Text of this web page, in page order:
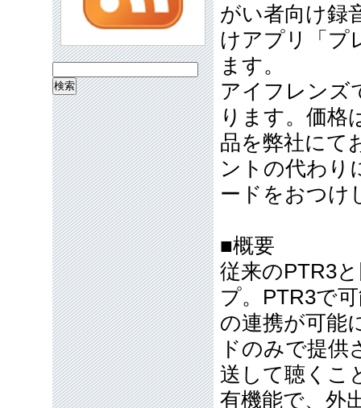
がい者向け録
けアプリ「プ
ます。
アイフレンズ
ります。価格
品を弊社にて
ントの代わり
ードをおつけ
■概要
従来のPTR3
プ。PTR3で
の連携が可能
ドのみで提供
送して聴くこ
有機能で、外
索: